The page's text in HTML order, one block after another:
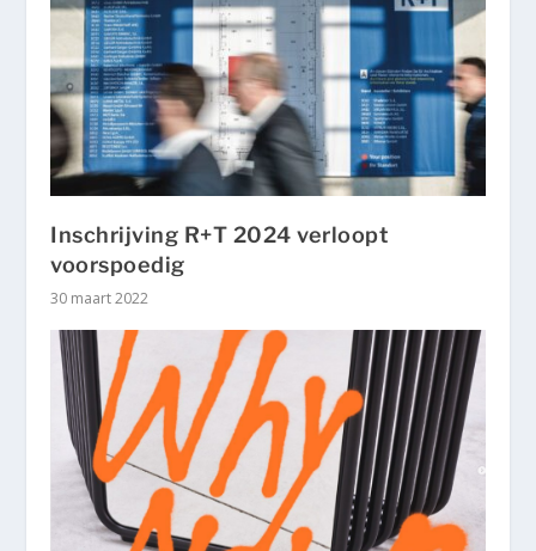
Inschrijving R+T 2024 verloopt
voorspoedig
30 maart 2022